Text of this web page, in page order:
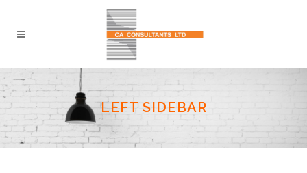
LEFT SIDEBAR